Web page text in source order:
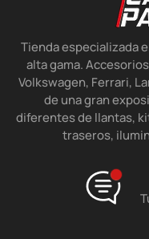
Tienda especializada
alta gama.
Volkswagen, Ferrari,
de una gran
diferentes de llantas,
traseros,